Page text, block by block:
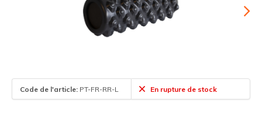
Code de l'article: PT-FR-RR-L En rupture de stock